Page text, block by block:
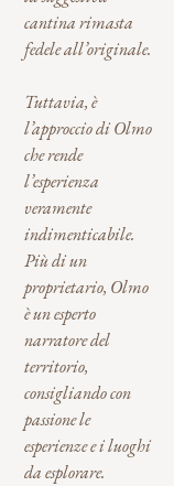
cantina rimasta
fedele all’originale.
Tuttavia, è
l’approccio di Olmo
che rende
l’esperienza
veramente
indimenticabile.
Più di un
proprietario, Olmo
è un esperto
narratore del
territorio,
consigliando con
passione le
esperienze e i luoghi
da esplorare.